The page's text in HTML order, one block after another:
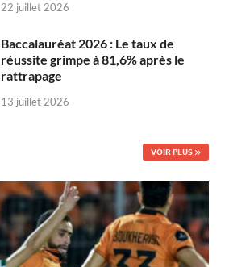
22 juillet 2026
Baccalauréat 2026 : Le taux de
réussite grimpe à 81,6% après le
rattrapage
13 juillet 2026
VOIR PLUS